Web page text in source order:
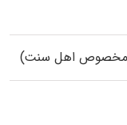
(مخصوص اهل سنت)